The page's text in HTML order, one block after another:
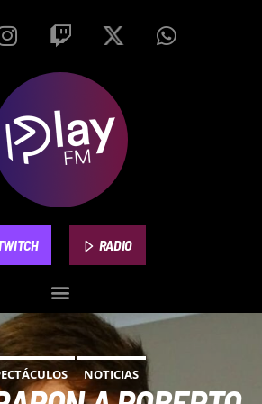
RADIO
PLAYFM 95.9
NOTICIAS